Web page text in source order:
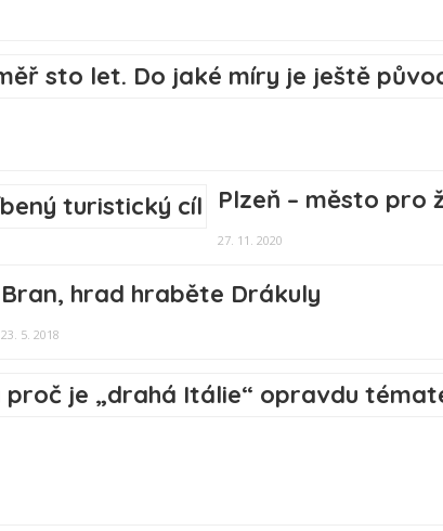
Plzeň – město pro
27. 11. 2020
Bran, hrad hraběte Drákuly
23. 5. 2018